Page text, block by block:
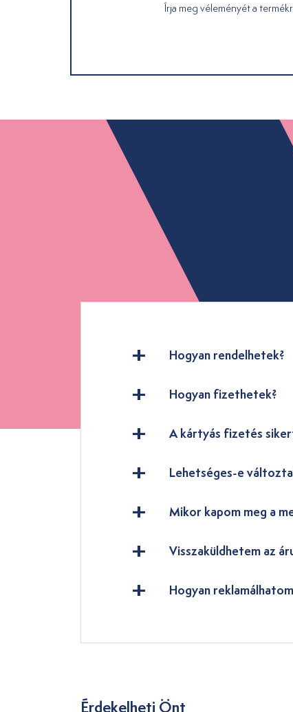
Írja meg véleményét a
Hogyan rendelhetek?
Hogyan fizethetek?
A kártyás fizetés
Lehetséges-e
Mikor kapom meg a
Visszaküldhetem az
Hogyan
Érdekelheti Önt